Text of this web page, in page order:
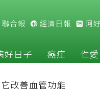
聯合報 經濟日報 河
好日子 癌症 性愛
改善血管功能